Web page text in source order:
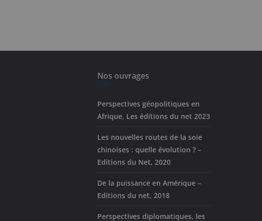
Nos ouvrages
Perspectives géopolitiques en
Afrique, Les éditions du net 2023
Les nouvelles routes de la soie
chinoises : quelle évolution ? –
Editions du Net, 2020
De la puissance en Amérique –
Editions du net, 2018
Perspectives diplomatiques, les